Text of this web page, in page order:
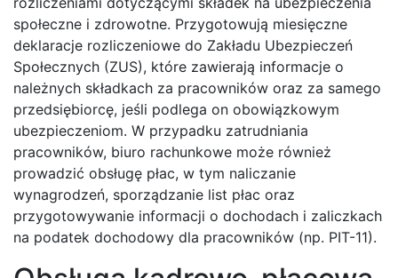
społeczne i zdrowotne. Przygotowują miesięczne
deklaracje rozliczeniowe do Zakładu Ubezpieczeń
Społecznych (ZUS), które zawierają informacje o
należnych składkach za pracowników oraz za samego
przedsiębiorcę, jeśli podlega on obowiązkowym
ubezpieczeniom. W przypadku zatrudniania
pracowników, biuro rachunkowe może również
prowadzić obsługę płac, w tym naliczanie
wynagrodzeń, sporządzanie list płac oraz
przygotowywanie informacji o dochodach i zaliczkach
na podatek dochodowy dla pracowników (np. PIT-11).